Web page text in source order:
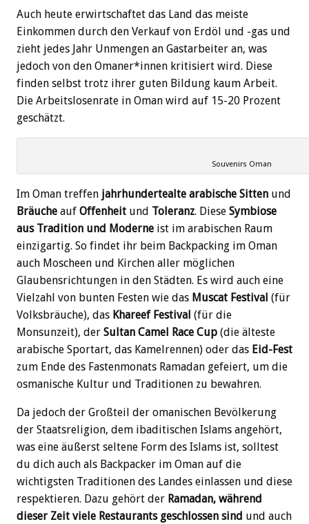
Auch heute erwirtschaftet das Land das meiste
Einkommen durch den Verkauf von Erdöl und -gas und
zieht jedes Jahr Unmengen an Gastarbeiter an, was
jedoch von den Omaner*innen kritisiert wird. Diese
finden selbst trotz ihrer guten Bildung kaum Arbeit.
Die Arbeitslosenrate in Oman wird auf 15-20 Prozent
geschätzt.
Souvenirs Oman
Im Oman treffen jahrhundertealte arabische Sitten und
Bräuche auf Offenheit und Toleranz. Diese Symbiose
aus Tradition und Moderne ist im arabischen Raum
einzigartig. So findet ihr beim Backpacking im Oman
auch Moscheen und Kirchen aller möglichen
Glaubensrichtungen in den Städten. Es wird auch eine
Vielzahl von bunten Festen wie das Muscat Festival (für
Volksbräuche), das Khareef Festival (für die
Monsunzeit), der Sultan Camel Race Cup (die älteste
arabische Sportart, das Kamelrennen) oder das Eid-Fest
zum Ende des Fastenmonats Ramadan gefeiert, um die
osmanische Kultur und Traditionen zu bewahren.
Da jedoch der Großteil der omanischen Bevölkerung
der Staatsreligion, dem ibaditischen Islams angehört,
was eine äußerst seltene Form des Islams ist, solltest
du dich auch als Backpacker im Oman auf die
wichtigsten Traditionen des Landes einlassen und diese
respektieren. Dazu gehört der Ramadan, während
dieser Zeit viele Restaurants geschlossen sind und auch